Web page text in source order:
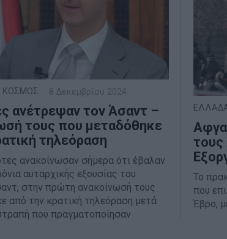
ΚΟΣΜΟΣ 8 Δεκεμβρίου 2024
ανέτρεψαν τον Άσαντ –
τους που μεταδόθηκε
τηλεόραση
ανακοίνωσαν σήμερα ότι έβαλαν
αυταρχικής εξουσίας του
στην πρώτη ανακοίνωσή τους
από την κρατική τηλεόραση μετά
που πραγματοποίησαν
τους
Το
που
Έβρο,